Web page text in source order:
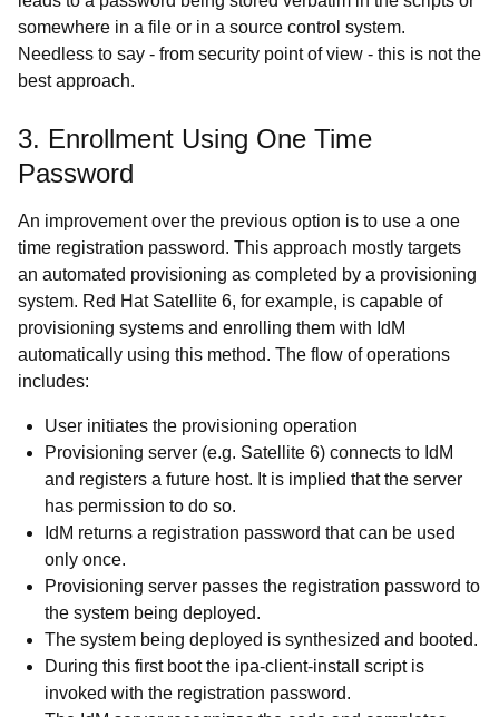
somewhere in a file or in a source control system.
Needless to say - from security point of view - this is not the
best approach.
3. Enrollment Using One Time
Password
An improvement over the previous option is to use a one
time registration password. This approach mostly targets
an automated provisioning as completed by a provisioning
system. Red Hat Satellite 6, for example, is capable of
provisioning systems and enrolling them with IdM
automatically using this method. The flow of operations
includes:
User initiates the provisioning operation
Provisioning server (e.g. Satellite 6) connects to IdM
and registers a future host. It is implied that the server
has permission to do so.
IdM returns a registration password that can be used
only once.
Provisioning server passes the registration password to
the system being deployed.
The system being deployed is synthesized and booted.
During this first boot the ipa-client-install script is
invoked with the registration password.